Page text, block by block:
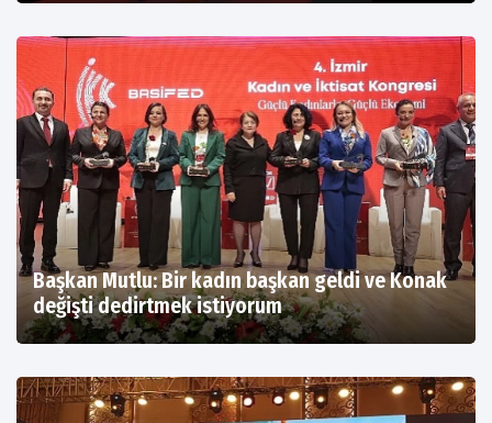
Başkan Mutlu: Bir kadın başkan geldi ve Konak
değişti dedirtmek istiyorum